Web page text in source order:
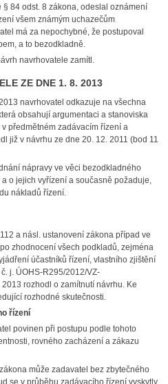
84 odst. 8 zákona, odeslal oznámení
všem známým uchazečům
má za nepochybné, že postupoval
a to bezodkladně.
navrhovatele zamítl.
ZE DNE 1. 8. 2013
navrhovatel odkazuje na všechna
obsahují argumentaci a stanoviska
předmětném zadávacím řízení a
již v návrhu ze dne 20. 12. 2011 (bod 11
nápravy ve věci bezodkladného
o jejich vyřízení a současně požaduje,
nákladů řízení.
a násl. ustanovení zákona případ ve
zhodnocení všech podkladů, zejména
účastníků řízení, vlastního zjištění
j. ÚOHS-R295/2012/VZ-
rozhodl o zamítnutí návrhu. Ke
rozhodné skutečnosti.
řízení
povinen při postupu podle tohoto
rovného zacházení a zákazu
může zadavatel bez zbytečného
se v průběhu zadávacího řízení vyskytly